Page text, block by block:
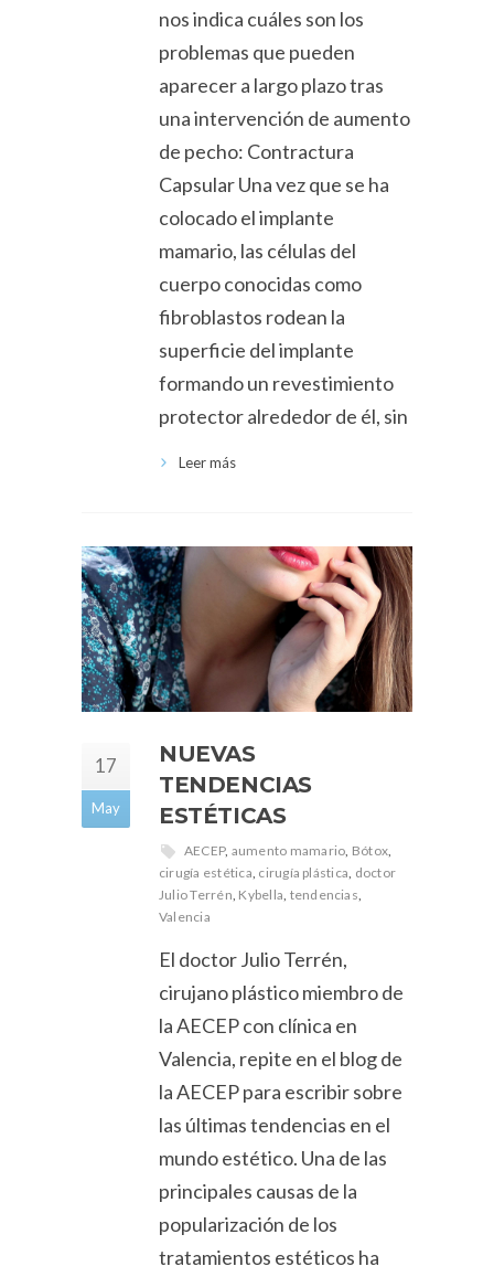
nos indica cuáles son los
problemas que pueden
aparecer a largo plazo tras
una intervención de aumento
de pecho: Contractura
Capsular Una vez que se ha
colocado el implante
mamario, las células del
cuerpo conocidas como
fibroblastos rodean la
superficie del implante
formando un revestimiento
protector alrededor de él, sin
Leer más
17
May
NUEVAS
TENDENCIAS
ESTÉTICAS
AECEP, aumento mamario, Bótox,
cirugía estética, cirugía plástica, doctor
Julio Terrén, Kybella, tendencias,
Valencia
El doctor Julio Terrén,
cirujano plástico miembro de
la AECEP con clínica en
Valencia, repite en el blog de
la AECEP para escribir sobre
las últimas tendencias en el
mundo estético. Una de las
principales causas de la
popularización de los
tratamientos estéticos ha